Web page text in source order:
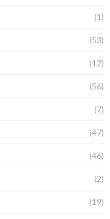
(1)
(53)
(12)
(56)
(7)
(47)
(46)
(2)
(19)